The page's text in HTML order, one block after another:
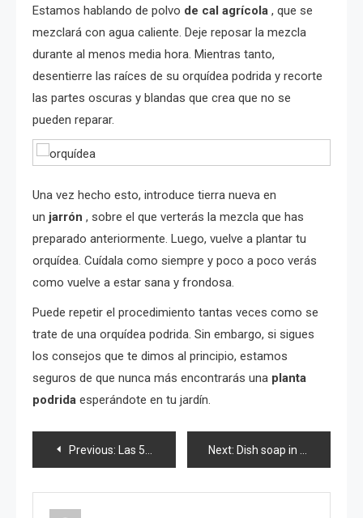
Estamos hablando de polvo de cal agrícola , que se
mezclará con agua caliente. Deje reposar la mezcla
durante al menos media hora. Mientras tanto,
desentierre las raíces de su orquídea podrida y recorte
las partes oscuras y blandas que crea que no se
pueden reparar.
Una vez hecho esto, introduce tierra nueva en
un jarrón , sobre el que verterás la mezcla que has
preparado anteriormente. Luego, vuelve a plantar tu
orquídea. Cuídala como siempre y poco a poco verás
como vuelve a estar sana y frondosa.
Puede repetir el procedimiento tantas veces como se
trate de una orquídea podrida. Sin embargo, si sigues
los consejos que te dimos al principio, estamos
seguros de que nunca más encontrarás una planta
podrida esperándote en tu jardín.
Post
navigation
Previous: Las 5 plantas perennes con flores esenciales para un deslumbrante jardín primaveral Next: Dish soap in the toilet, the solution to many problems: what happens if you try it?